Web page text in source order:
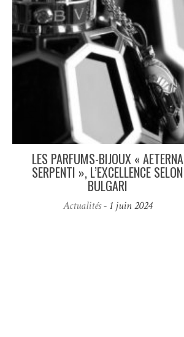
LES PARFUMS-BIJOUX « AETERNA
SERPENTI », L’EXCELLENCE SELON
BULGARI
Actualités- 1 juin 2024